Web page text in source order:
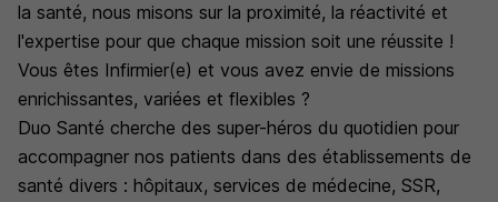
la santé, nous misons sur la proximité, la réactivité et
l'expertise pour que chaque mission soit une réussite !
Vous êtes Infirmier(e) et vous avez envie de missions
enrichissantes, variées et flexibles ?
Duo Santé cherche des super-héros du quotidien pour
accompagner nos patients dans des établissements de
santé divers : hôpitaux, services de médecine, SSR,